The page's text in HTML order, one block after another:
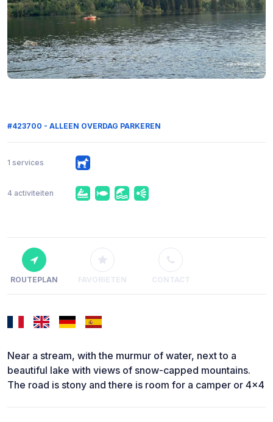
#423700 - ALLEEN OVERDAG PARKEREN
1 services
4 activiteiten
ROUTEPLAN FAVORIETEN CONTACT
Near a stream, with the murmur of water, next to a
beautiful lake with views of snow-capped mountains.
The road is stony and there is room for a camper or 4x4